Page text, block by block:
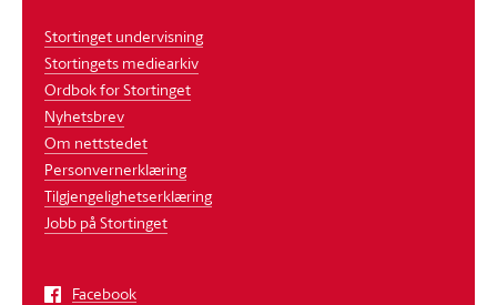
Stortinget undervisning
Stortingets mediearkiv
Ordbok for Stortinget
Nyhetsbrev
Om nettstedet
Personvernerklæring
Tilgjengelighetserklæring
Jobb på Stortinget
Facebook